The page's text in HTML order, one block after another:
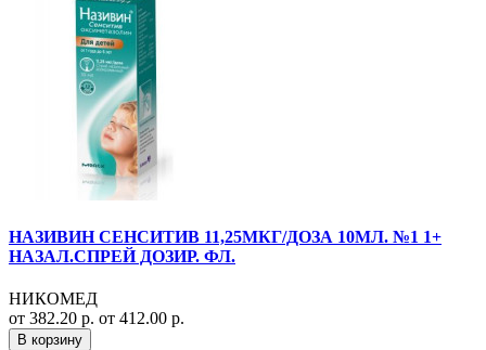
НАЗИВИН СЕНСИТИВ 11,25МКГ/ДОЗА 10МЛ. №1 1+
НАЗАЛ.СПРЕЙ ДОЗИР. ФЛ.
НИКОМЕД
от 382.20 р. от 412.00 р.
В корзину